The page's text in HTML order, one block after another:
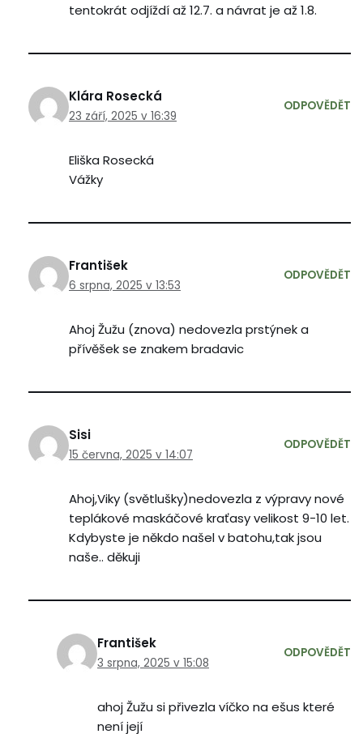
tentokrát odjíždí až 12.7. a návrat je až 1.8.
Klára Rosecká
23 září, 2025 v 16:39
ODPOVĚDĚT
Eliška Rosecká
Vážky
František
6 srpna, 2025 v 13:53
ODPOVĚDĚT
Ahoj Žužu (znova) nedovezla prstýnek a
přívěšek se znakem bradavic
Sisi
15 června, 2025 v 14:07
ODPOVĚDĚT
Ahoj,Viky (světlušky)nedovezla z výpravy nové
teplákové maskáčové kraťasy velikost 9-10 let.
Kdybyste je někdo našel v batohu,tak jsou
naše.. děkuji
František
3 srpna, 2025 v 15:08
ODPOVĚDĚT
ahoj Žužu si přivezla víčko na ešus které
není její